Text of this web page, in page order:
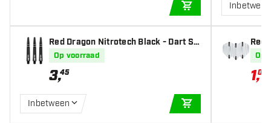
IN WINKELWAGEN
Red Dragon Nitrotech Black - Dart Sh
afts
Op voorraad
3,45
Inbetween
Inbetween
Red
art
Op
1,09